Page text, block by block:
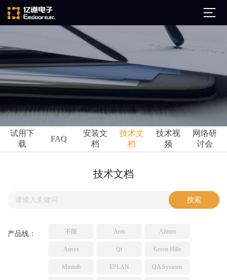
公司简介
发展历程
企业文化
ARM
Ansys
Perforce
TESSY
亿道动态
市场活动
技术文档
网络研讨会
试用下
载
FAQ
安装文
档
技术文
档
技术视
频
网络研
讨会
技术文档
产品线： 不限 Arm Altium
Ansys Qt Green Hills
Minitab EPLAN QA Systems